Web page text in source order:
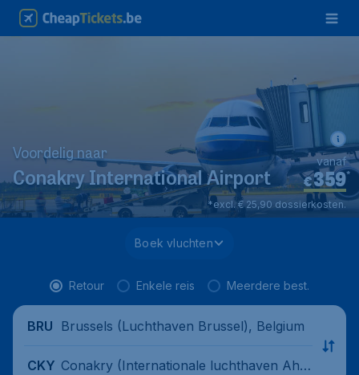
Voordelig naar
Conakry International Airport €359*
vanaf
*excl. € 25,90 dossierkosten.
Boek vluchten
Retour Enkele reis Meerdere best.
BRU Brussels (Luchthaven Brussel), Belgium
CKY Conakry (Internationale luchthaven Ahm